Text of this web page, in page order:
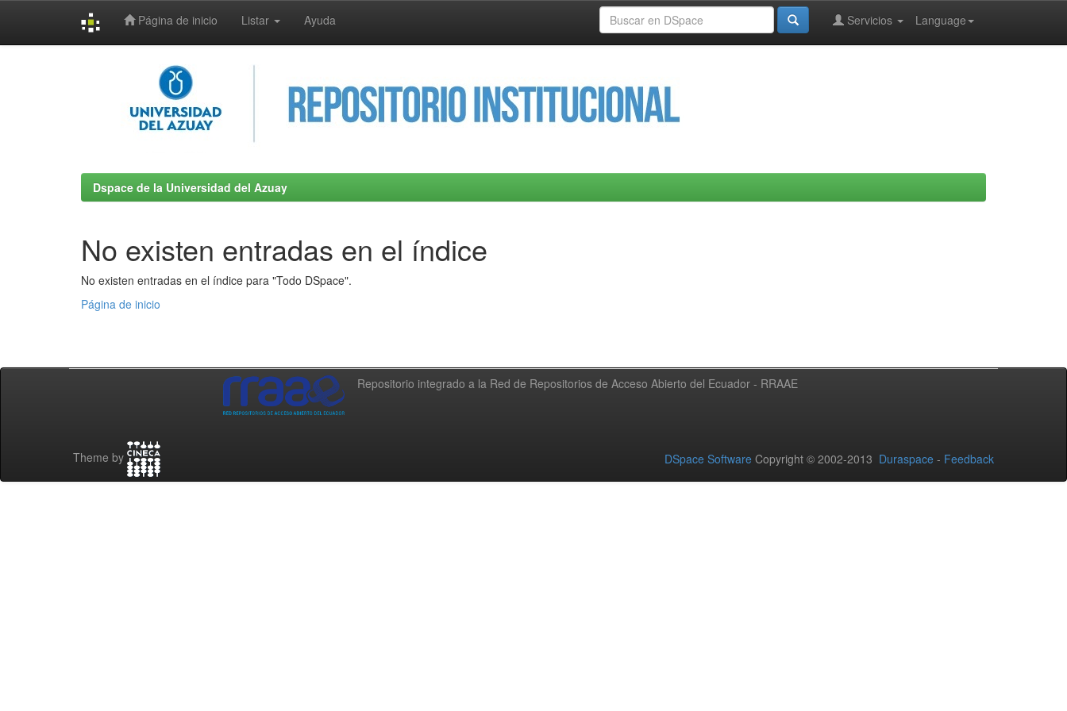
Página de inicio Listar Ayuda Language
Servicios
Dspace de la Universidad del Azuay
No existen entradas en el índice
No existen entradas en el índice para "Todo DSpace".
Página de inicio
Repositorio integrado a la Red de Repositorios de Acceso Abierto del Ecuador - RRAAE
Theme by DSpace Software Copyright © 2002-2013 Duraspace - Feedback